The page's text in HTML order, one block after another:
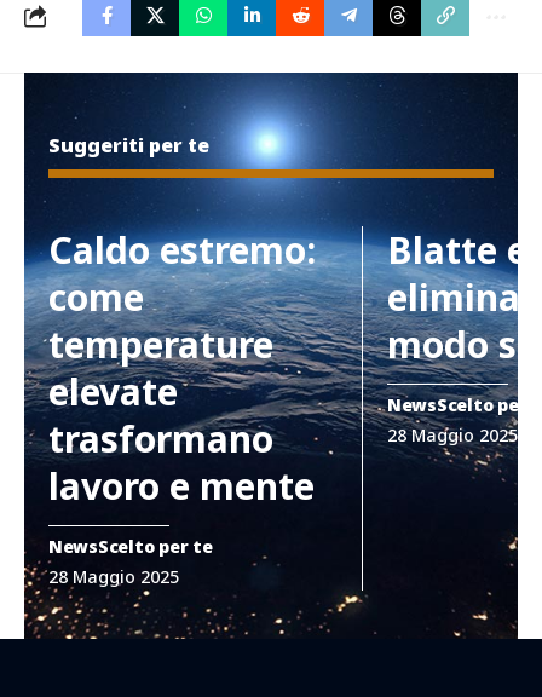
Suggeriti per te
Caldo estremo:
come
temperature
elevate
trasformano
lavoro e mente
NewsScelto per te
28 Maggio 2025
Blatte e
modo
NewsScelto per
28 Maggio 2025